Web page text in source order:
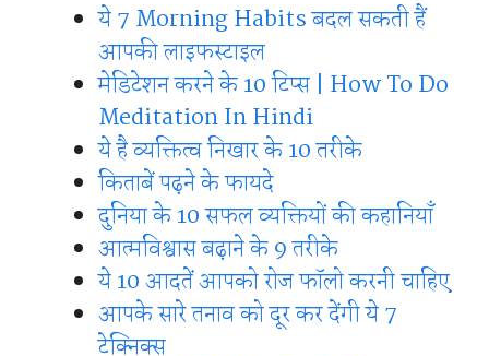
ये 7 Morning Habits बदल सकती हैं
आपकी लाइफस्टाइल
मेडिटेशन करने के 10 टिप्स | How To Do
Meditation In Hindi
ये है व्यक्तित्व निखार के 10 तरीके
किताबें पढ़ने के फायदे
दुनिया के 10 सफल व्यक्तियों की कहानियाँ
आत्मविश्वास बढ़ाने के 9 तरीके
ये 10 आदतें आपको रोज फॉलो करनी चाहिए
आपके सारे तनाव को दूर कर देंगी ये 7
टेक्निक्स